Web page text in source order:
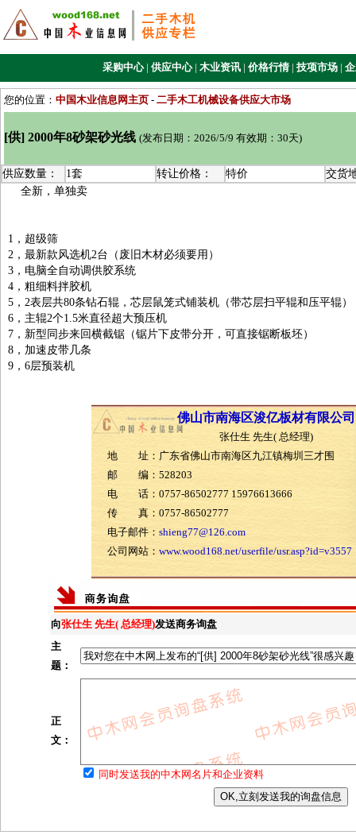
采购中心 | 供应中心 | 木业资讯 | 价格行情 | 技项市场 |
您的位置： 中国木业信息网主页- 二手木工机械设备供应大市场
[供] 2000年8砂架砂光线 (发布日期：2026/5/9 有效期：30天)
供应数量： 1套 转让价格： 特价
交货
全新，单独卖
1，超级筛
2，最新款风选机2台（废旧木材必须要用）
3，电脑全自动调供胶系统
4，粗细料拌胶机
5，2表层共80条钻石辊，芯层鼠笼式铺装机（带芯层扫平辊和压平辊）
6，主辊2个1.5米直径超大预压机
7，新型同步来回横截锯（锯片下皮带分开，可直接锯断板坯）
8，加速皮带几条
9，6层预装机
佛山市南海区浚亿板材有限公司
张仕生 先生( 总经理)
地 址：广东省佛山市南海区九江镇梅圳三才围
邮 编：528203
电 话：0757-86502777 15976613666
传 真：0757-86502777
电子邮件： shieng77@126.com
公司网站： www.wood168.net/userfile/usr.asp?id=v3557
向张仕生 先生( 总经理)发送商务询盘
主
题：
正
文：
同时发送我的中木网名片和企业资料